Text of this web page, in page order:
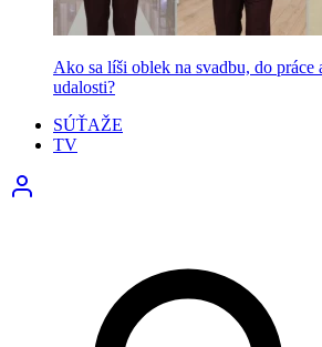
Ako sa líši oblek na svadbu, do práce
udalosti?
SÚŤAŽE
TV